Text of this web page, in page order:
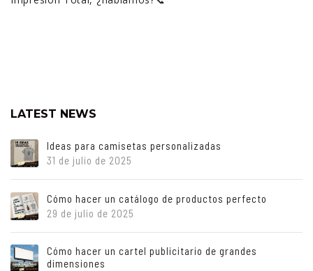
LATEST NEWS
Ideas para camisetas personalizadas
31 de julio de 2025
Cómo hacer un catálogo de productos perfecto
29 de julio de 2025
Cómo hacer un cartel publicitario de grandes
dimensiones